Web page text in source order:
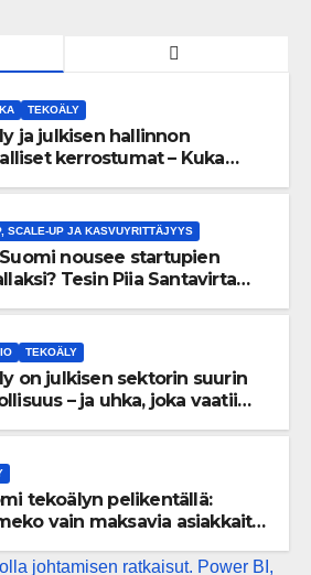
TEKOÄLY
ja julkisen hallinnon
kerrostumat – Kuka
SCALE-UP JA KASVUYRITTÄJYYS
nousee startupien
Tesin Piia Santavirta
TEKOÄLY
on julkisen sektorin suurin
– ja uhka, joka vaatii
tekoälyn pelikentällä:
vain maksavia asiakkaita